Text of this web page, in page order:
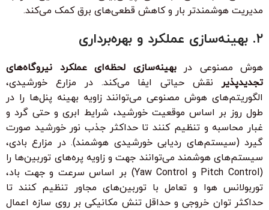
مدیریت هوشمندتر بار و کاهش قطعی‌های برق کمک می‌کند.
۲. بهینه‌سازی عملکرد و بهره‌برداری
هوش مصنوعی دربهینه‌سازی لحظه‌ای عملکرد نیروگاه‌های
تجدیدپذیر
نقش حیاتی ایفا می‌کند. در مزارع خورشیدی،
الگوریتم‌های هوش مصنوعی می‌توانند زاویه بهینه پنل‌ها را در
طول روز بر اساس موقعیت خورشید، شرایط ابری و حتی گرد و
غبار محاسبه و تنظیم کنند تا حداکثر جذب نور خورشید صورت
گیرد (سیستم‌های ردیابی خورشیدی هوشمند). در مزارع بادی،
سیستم‌های هوشمند می‌توانند جهت و زاویه پره‌های توربین‌ها را
(Pitch Control و Yaw Control) بر اساس سرعت و جهت باد،
توربولانس هوا و تعامل با توربین‌های مجاور تنظیم کنند تا
حداکثر توان خروجی و حداقل تنش مکانیکی بر روی سازه اعمال